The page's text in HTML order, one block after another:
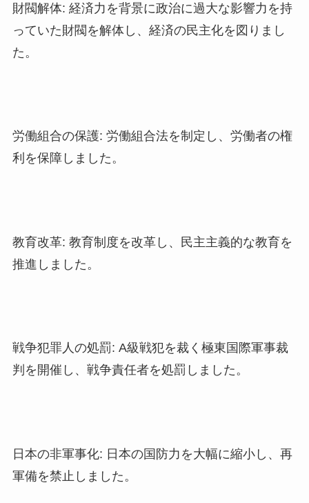
財閥解体: 経済力を背景に政治に過大な影響力を持
っていた財閥を解体し、経済の民主化を図りまし
た。
労働組合の保護: 労働組合法を制定し、労働者の権
利を保障しました。
教育改革: 教育制度を改革し、民主主義的な教育を
推進しました。
戦争犯罪人の処罰: A級戦犯を裁く極東国際軍事裁
判を開催し、戦争責任者を処罰しました。
日本の非軍事化: 日本の国防力を大幅に縮小し、再
軍備を禁止しました。